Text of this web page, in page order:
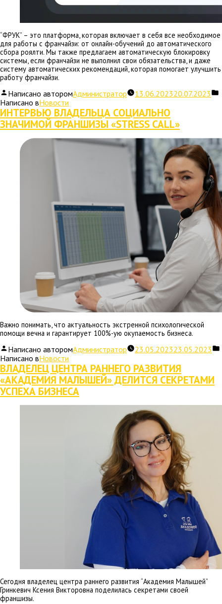
“ФРУК” – это платформа, которая включает в себя все необходимое
для работы с франчайзи: от онлайн-обучений до автоматического
сбора роялти. Мы также предлагаем автоматическую блокировку
системы, если франчайзи не выполнил свои обязательства, и даже
систему автоматических рекомендаций, которая помогает улучшить
работу франчайзи.
Написано авторомАдминистратор 13.06.202320.07.2023
Написано вНовости
ИНТЕРВЬЮ ВЛАДЕЛЬЦА СОЦИАЛЬНО
ЗНАЧИМОЙ ФРАНШИЗЫ «STRESS CALL»
Важно понимать, что актуальность экстренной психологической
помощи вечна и гарантирует 100%-ую окупаемость бизнеса.
Написано авторомАдминистратор 23.05.202323.05.2023
Написано вНовости
ВЛАДЕЛЕЦ ЦЕНТРА РАННЕГО РАЗВИТИЯ
«АКАДЕМИЯ МАЛЫШЕЙ» ДЕЛИТСЯ СЕКРЕТАМИ
УСПЕХА БИЗНЕСА
Сегодня владелец центра раннего развития “Академия Малышей”
Гринкевич Ксения Викторовна поделилась секретами своей
франшизы.